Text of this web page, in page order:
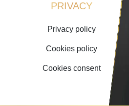
PRIVACY
Privacy policy
Cookies policy
Cookies consent